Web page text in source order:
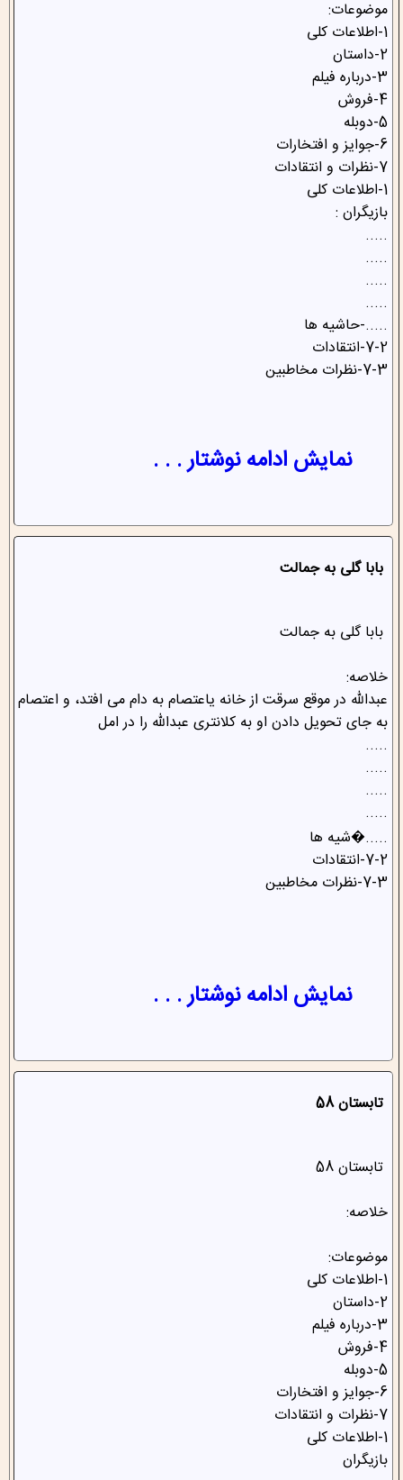
موضوعات:
1-اطلاعات کلی
2-داستان
3-درباره فیلم
4-فروش
5-دوبله
6-جوایز و افتخارات
7-نظرات و انتقادات
1-اطلاعات کلی
بازیگران :
.....
.....
.....
.....
.....-حاشیه ها
7-2-انتقادات
7-3-نظرات مخاطبین
نمایش ادامه نوشتار . . .
بابا گلی به جمالت
بابا گلی به جمالت
خلاصه:
عبدالله در موقع سرقت از خانه یاعتصام به دام می افتد، و اعتصام
به جای تحویل دادن او به کلانتری عبدالله را در امل
.....
.....
.....
.....
.....�شیه ها
7-2-انتقادات
7-3-نظرات مخاطبین
نمایش ادامه نوشتار . . .
تابستان 58
تابستان 58
خلاصه:
موضوعات:
1-اطلاعات کلی
2-داستان
3-درباره فیلم
4-فروش
5-دوبله
6-جوایز و افتخارات
7-نظرات و انتقادات
1-اطلاعات کلی
بازیگران